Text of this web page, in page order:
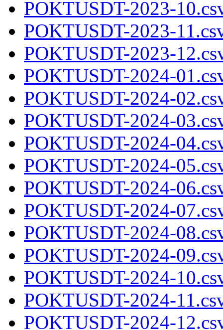
POKTUSDT-2023-
POKTUSDT-2023-
POKTUSDT-2023-
POKTUSDT-2024-
POKTUSDT-2024-
POKTUSDT-2024-
POKTUSDT-2024-
POKTUSDT-2024-
POKTUSDT-2024-
POKTUSDT-2024-
POKTUSDT-2024-
POKTUSDT-2024-
POKTUSDT-2024-
POKTUSDT-2024-
POKTUSDT-2024-